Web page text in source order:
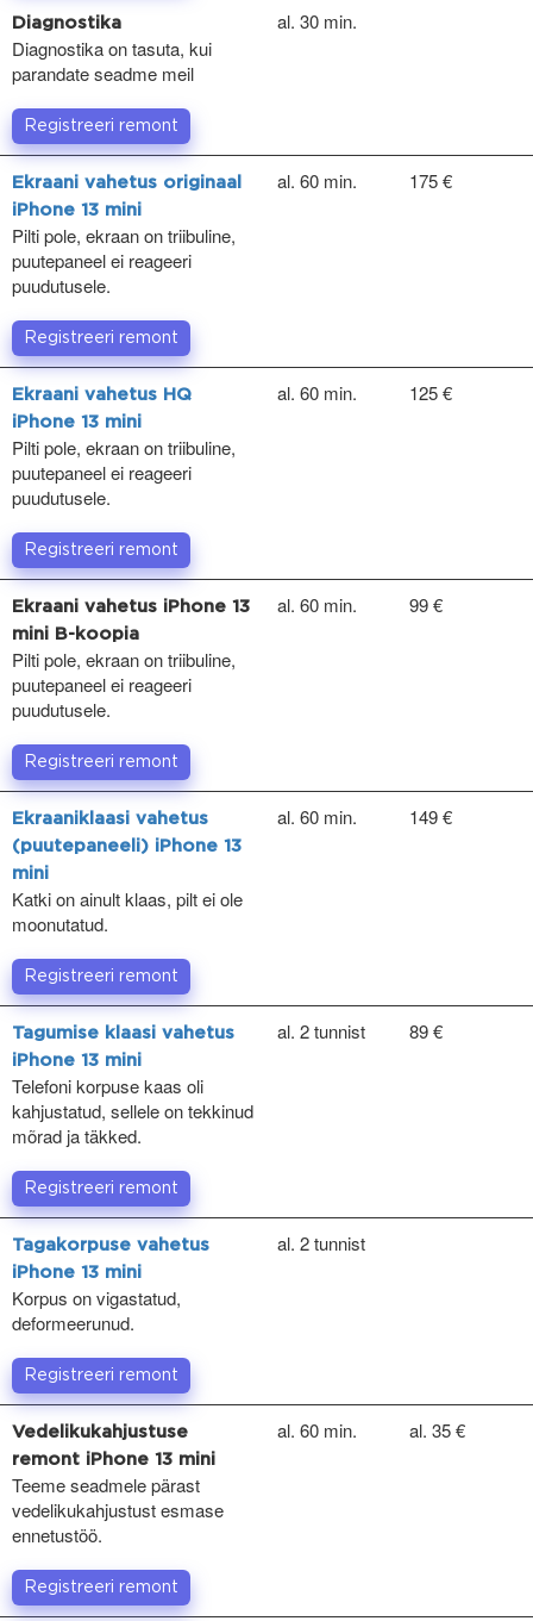
Diagnostika
Diagnostika on tasuta, kui
parandate seadme meil
al. 30 min.
Registreeri remont
Ekraani vahetus originaal
iPhone 13 mini
Pilti pole, ekraan on triibuline,
puutepaneel ei reageeri
puudutusele.
al. 60 min. 175 €
Registreeri remont
Ekraani vahetus HQ
iPhone 13 mini
Pilti pole, ekraan on triibuline,
puutepaneel ei reageeri
puudutusele.
al. 60 min. 125 €
Registreeri remont
Ekraani vahetus iPhone 13
mini B-koopia
Pilti pole, ekraan on triibuline,
puutepaneel ei reageeri
puudutusele.
al. 60 min. 99 €
Registreeri remont
Ekraaniklaasi vahetus
(puutepaneeli) iPhone 13
mini
Katki on ainult klaas, pilt ei ole
moonutatud.
al. 60 min. 149 €
Registreeri remont
Tagumise klaasi vahetus
iPhone 13 mini
Telefoni korpuse kaas oli
kahjustatud, sellele on tekkinud
mõrad ja täkked.
al. 2 tunnist 89 €
Registreeri remont
Tagakorpuse vahetus
iPhone 13 mini
Korpus on vigastatud,
deformeerunud.
al. 2 tunnist
Registreeri remont
Vedelikukahjustuse
remont iPhone 13 mini
Teeme seadmele pärast
vedelikukahjustust esmase
ennetustöö.
al. 60 min. al. 35 €
Registreeri remont